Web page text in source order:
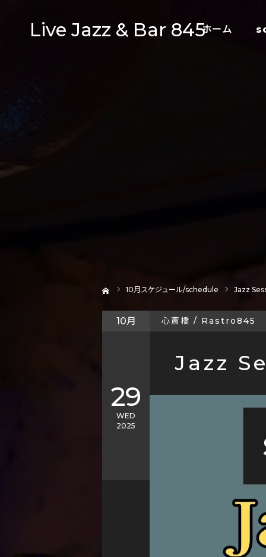
Live Jazz & Bar 845ホーム
10月スケジュール/schedule Jazz
Jazz
10月
29
WED
2025
心斎橋 / Rastro845